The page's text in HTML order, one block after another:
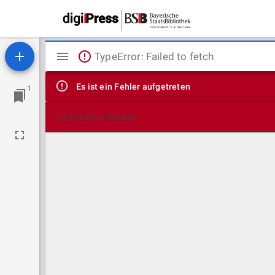
1
Mirador
Viewer
TypeError: Failed to fetch
Es ist ein Fehler aufgetreten
Technische Details